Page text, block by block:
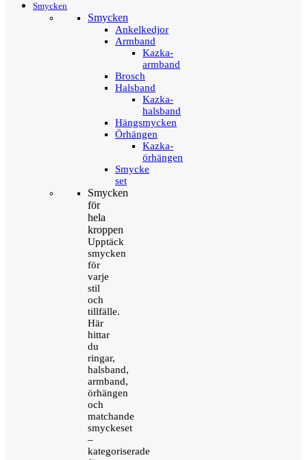
Smycken
Smycken
Ankelkedjor
Armband
Kazka-
armband
Brosch
Halsband
Kazka-
halsband
Hängsmycken
Örhängen
Kazka-
örhängen
Smycke
set
Smycken
för
hela
kroppen
Upptäck
smycken
för
varje
stil
och
tillfälle.
Här
hittar
du
ringar,
halsband,
armband,
örhängen
och
matchande
smyckeset
–
kategoriserade